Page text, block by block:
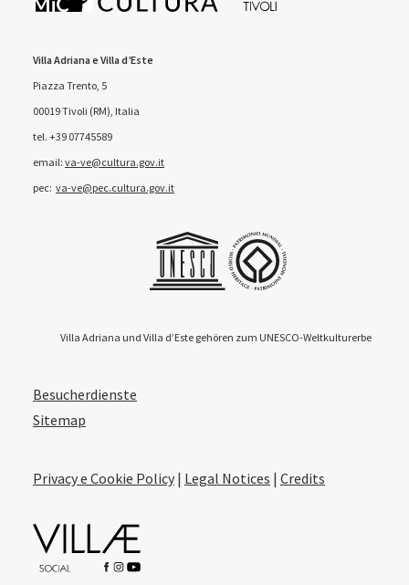
Villa Adriana e Villa d’Este
Piazza Trento, 5
00019 Tivoli (RM), Italia
tel. +39 07745589
email: va-ve@cultura.gov.it
pec: va-ve@pec.cultura.gov.it
Villa Adriana und Villa d’Este gehören zum UNESCO-Weltkulturerbe
Besucherdienste
Sitemap
Privacy e Cookie Policy | Legal Notices | Credits